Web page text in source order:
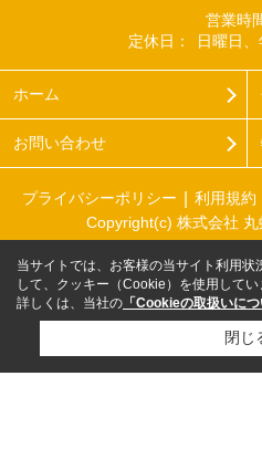
営業時
定休日：
日曜日
ホーム
お問い合わせ
プライバシーポリシー 利用規約
Copyright(c) 株式会社
当サイトでは、お客様の当サイト利用状
して、クッキー（Cookie）を使用してい
詳しくは、当社の 「Cookieの取扱いにつ
閉じ